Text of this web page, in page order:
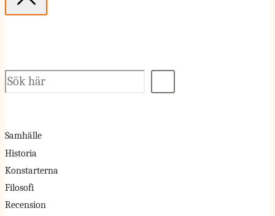
Sök
Samhälle
Historia
Konstarterna
Filosofi
Recension